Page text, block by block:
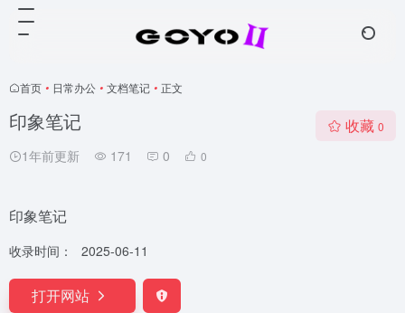
首页 • 日常办公 • 文档笔记 • 正文
印象笔记
1年前更新 171 0 0
收藏 0
印象笔记
收录时间： 2025-06-11
打开网站